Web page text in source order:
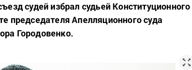
судей избрал судьей Конституционного
председателя Апелляционного суда
Городовенко.